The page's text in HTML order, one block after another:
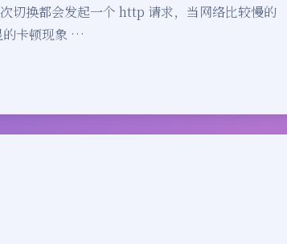
切换都会发起一个 http 请求，当网络比较慢的
的卡顿现象 …